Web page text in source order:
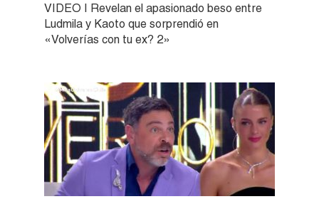
VIDEO | Revelan el apasionado beso entre
Ludmila y Kaoto que sorprendió en
«Volverías con tu ex? 2»